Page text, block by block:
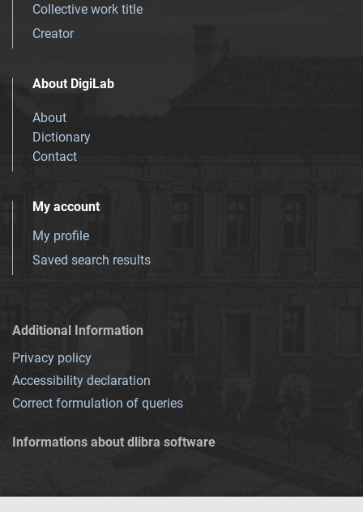
Collective work title
Creator
About DigiLab
About
Dictionary
Contact
My account
My profile
Saved search results
Additional Information
Privacy policy
Accessibility declaration
Correct formulation of queries
Informations about dlibra software